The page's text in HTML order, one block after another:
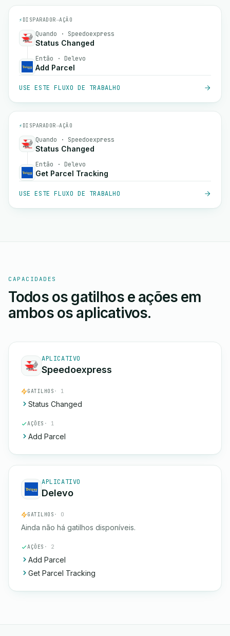
⚡ DISPARADOR→AÇÃO
Quando · Speedoexpress
Status Changed
Então · Delevo
Add Parcel
USE ESTE FLUXO DE TRABALHO
⚡ DISPARADOR→AÇÃO
Quando · Speedoexpress
Status Changed
Então · Delevo
Get Parcel Tracking
USE ESTE FLUXO DE TRABALHO
CAPACIDADES
Todos os gatilhos e ações em
ambos os aplicativos.
APLICATIVO
Speedoexpress
GATILHOS · 1
Status Changed
AÇÕES · 1
Add Parcel
APLICATIVO
Delevo
GATILHOS · 0
Ainda não há gatilhos disponíveis.
AÇÕES · 2
Add Parcel
Get Parcel Tracking